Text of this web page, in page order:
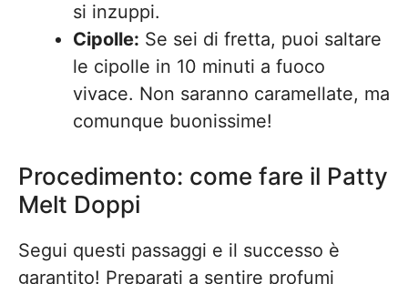
si inzuppi.
Cipolle: Se sei di fretta, puoi saltare
le cipolle in 10 minuti a fuoco
vivace. Non saranno caramellate, ma
comunque buonissime!
Procedimento: come fare il Patty
Melt Doppi
Segui questi passaggi e il successo è
garantito! Preparati a sentire profumi